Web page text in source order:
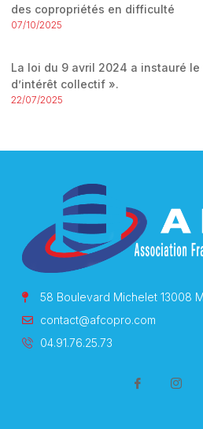
des copropriétés en difficulté
07/10/2025
La loi du 9 avril 2024 a instauré
d’intérêt collectif ».
22/07/2025
58 Boulevard Michelet 13008
contact@afcopro.com
04.91.76.25.73